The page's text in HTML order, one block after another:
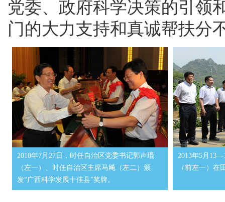
党委、政府科学决策的引领
门的大力支持和真诚帮扶分
2010年7月27日，时任自治区党委书记郭声琨
（左一）、时任自治区主席马飚（左二）颁
发“广西科学发展十佳县”奖牌。
2013年5月
（前左一）